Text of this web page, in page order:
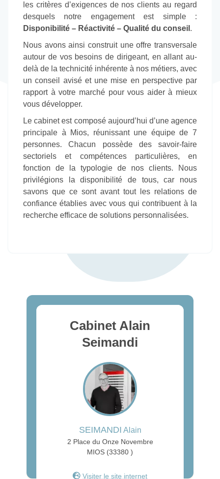
les critères d’exigences de nos clients au regard
desquels notre engagement est simple :
Disponibilité – Réactivité – Qualité du conseil .
Nous avons ainsi construit une offre transversale
autour de vos besoins de dirigeant, en allant au-
delà de la technicité inhérente à nos métiers, avec
un conseil avisé et une mise en perspective par
rapport à votre marché pour vous aider à mieux
vous développer.
Le cabinet est composé aujourd’hui d’une agence
principale à Mios, réunissant une équipe de 7
personnes. Chacun possède des savoir-faire
sectoriels et compétences particulières, en
fonction de la typologie de nos clients. Nous
privilégions la disponibilité de tous, car nous
savons que ce sont avant tout les relations de
confiance établies avec vous qui contribuent à la
recherche efficace de solutions personnalisées.
Cabinet Alain
Seimandi
SEIMANDI Alain
2 Place du Onze Novembre
MIOS (33380 )
Visiter le site internet